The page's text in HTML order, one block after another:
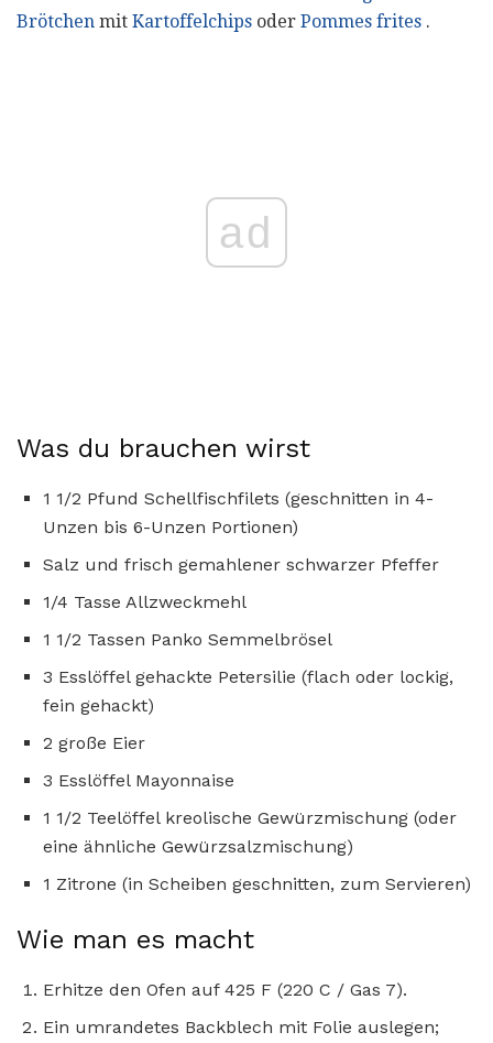
Brötchen mit Kartoffelchips oder Pommes frites .
ad
Was du brauchen wirst
1 1/2 Pfund Schellfischfilets (geschnitten in 4-
Unzen bis 6-Unzen Portionen)
Salz und frisch gemahlener schwarzer Pfeffer
1/4 Tasse Allzweckmehl
1 1/2 Tassen Panko Semmelbrösel
3 Esslöffel gehackte Petersilie (flach oder lockig,
fein gehackt)
2 große Eier
3 Esslöffel Mayonnaise
1 1/2 Teelöffel kreolische Gewürzmischung (oder
eine ähnliche Gewürzsalzmischung)
1 Zitrone (in Scheiben geschnitten, zum Servieren)
Wie man es macht
Erhitze den Ofen auf 425 F (220 C / Gas 7).
Ein umrandetes Backblech mit Folie auslegen;